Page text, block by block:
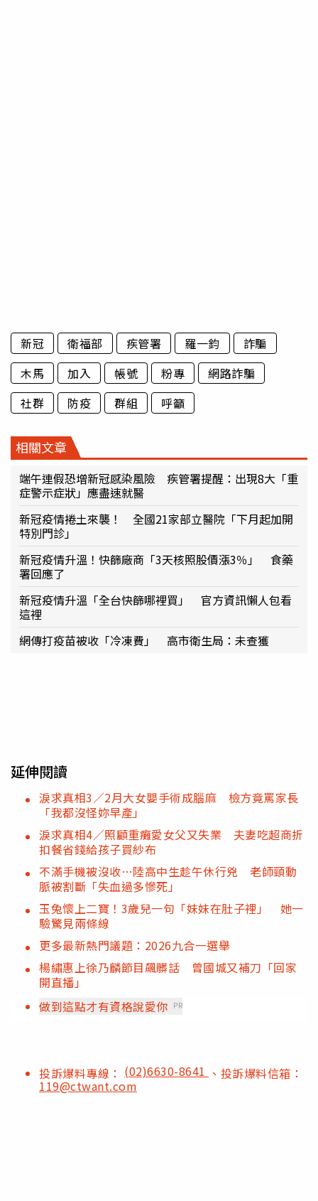
新冠 衛福部 疾管署 羅一鈞
詐騙
木馬
加入 帳號 粉專
網路詐騙
社群
防疫 群組 呼籲
相關文章
端午連假恐增新冠感染風險 疾管署提醒：出現8大「重
症警示症狀」應盡速就醫
新冠疫情捲土來襲！ 全國21家部立醫院「下月起加開
特別門診」
新冠疫情升溫！快篩廠商「3天核照股價漲3％」 食藥
署回應了
新冠疫情升溫「全台快篩哪裡買」 官方資訊懶人包看
這裡
網傳打疫苗被收「冷凍費」 高市衛生局：未查獲
延伸閱讀
淚求真相3／2月大女嬰手術成腦麻 檢方竟罵家長
「我都沒怪妳早產」
淚求真相4／照顧重癱愛女父又失業 夫妻吃超商折
扣餐省錢給孩子買紗布
不滿手機被沒收…陸高中生趁午休行兇 老師頸動
脈被割斷「失血過多慘死」
玉兔懷上二寶！3歲兒一句「妹妹在肚子裡」 她一
驗驚見兩條線
更多最新熱門議題：2026九合一選舉
楊繡惠上徐乃麟節目飆髒話 曾國城又補刀「回家
開直播」
做到這點才有資格說愛你 PR
投訴爆料專線： (02)6630-8641 、投訴爆料信箱：
119@ctwant.com